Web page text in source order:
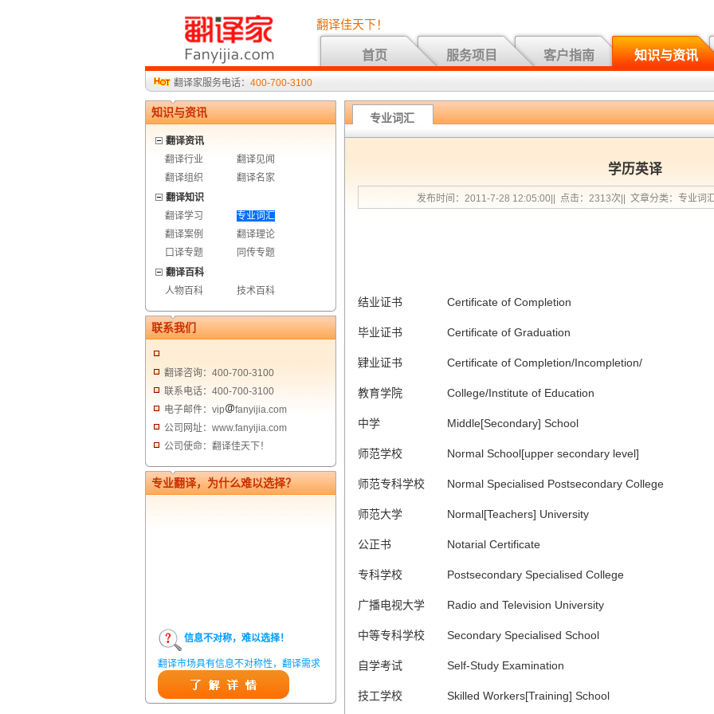
翻译佳天下！
首页 服务项目 客户指南 知识与资讯
翻译家服务电话： 400-700-3100
知识与资讯
翻译资讯
翻译行业
翻译见闻
翻译组织
翻译名家
翻译知识
翻译学习
专业词汇
翻译案例
翻译理论
口译专题
同传专题
翻译百科
人物百科
技术百科
联系我们
翻译咨询：400-700-3100
联系电话：400-700-3100
电子邮件：vip
fanyijia.com
公司网址：www.fanyijia.com
公司使命：翻译佳天下！
专业翻译，为什么难以选择？
信息不对称，难以选择！
翻译市场具有信息不对称性，翻译需求
方在获得翻译结果前，甚至在获得翻译
结果后，都无法准确判定翻译质量。从
专业词汇
学历英译
发布时间：2011-7-28 12:05:00|| 点击：2313次|| 文章分类：专业词
结业证书 Certificate of Completion
毕业证书 Certificate of Graduation
肄业证书 Certificate of Completion/Incompletion/
教育学院 College/Institute of Education
中学 Middle[Secondary] School
师范学校 Normal School[upper secondary level]
师范专科学校 Normal Specialised Postsecondary College
师范大学 Normal[Teachers] University
公正书 Notarial Certificate
专科学校 Postsecondary Specialised College
广播电视大学 Radio and Television University
中等专科学校 Secondary Specialised School
自学考试 Self-Study Examination
技工学校 Skilled Workers[Training] School